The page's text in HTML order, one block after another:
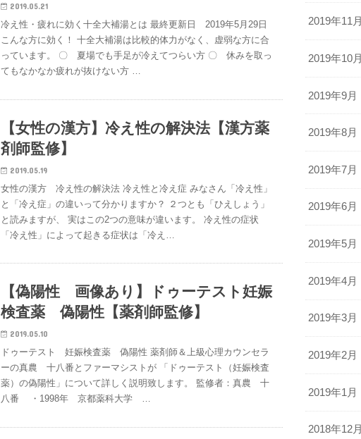
2019.05.21
冷え性・疲れに効く十全大補湯とは 最終更新日 2019年5月29日
こんな方に効く！ 十全大補湯は比較的体力がなく、虚弱な方に合
っています。 〇 夏場でも手足が冷えてつらい方 〇 休みを取っ
てもなかなか疲れが抜けない方 …
【女性の漢方】冷え性の解決法【漢方薬
剤師監修】
2019.05.19
女性の漢方 冷え性の解決法 冷え性と冷え症 みなさん「冷え性」
と「冷え症」の違いって分かりますか？ ２つとも「ひえしょう」
と読みますが、 実はこの2つの意味が違います。 冷え性の症状
「冷え性」によって起きる症状は「冷え…
【偽陽性 画像あり】ドゥーテスト妊娠
検査薬 偽陽性【薬剤師監修】
2019.05.10
ドゥーテスト 妊娠検査薬 偽陽性 薬剤師＆上級心理カウンセラ
ーの真農 十八番とファーマシストが 「ドゥーテスト（妊娠検査
薬）の偽陽性」について詳しく説明致します。 監修者：真農 十
八番 ・1998年 京都薬科大学 …
2019年11月
2019年10月
2019年9月
2019年8月
2019年7月
2019年6月
2019年5月
2019年4月
2019年3月
2019年2月
2019年1月
2018年12月